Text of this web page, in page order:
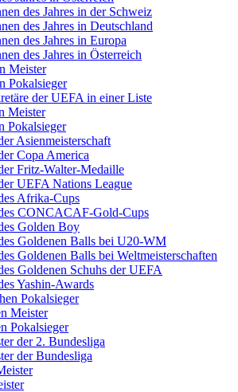
des Jahres in der Schweiz
des Jahres in Deutschland
des Jahres in Europa
des Jahres in Österreich
Meister
Pokalsieger
der UEFA in einer Liste
Meister
Pokalsieger
Asienmeisterschaft
Copa America
Fritz-Walter-Medaille
UEFA Nations League
Afrika-Cups
CONCACAF-Gold-Cups
Golden Boy
Goldenen Balls bei U20-WM
Goldenen Balls bei Weltmeisterschaften
Goldenen Schuhs der UEFA
Yashin-Awards
Pokalsieger
Meister
Pokalsieger
der 2. Bundesliga
der Bundesliga